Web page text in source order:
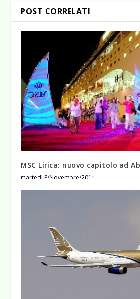
POST CORRELATI
MSC Lirica: nuovo capitolo ad
martedì 8/Novembre/2011